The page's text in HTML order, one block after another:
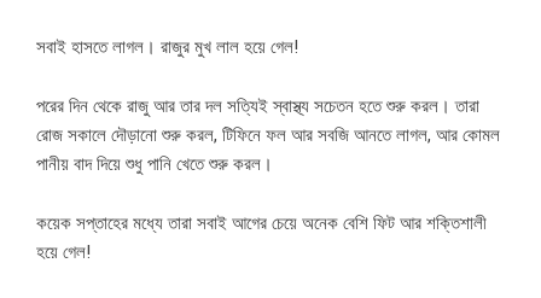
সবাই হাসতে লাগল। রাজুর মুখ লাল হয়ে গেল!
পরের দিন থেকে রাজু আর তার দল সত্যিই স্বাস্থ্য সচেতন হতে শুরু করল। তারা
রোজ সকালে দৌড়ানো শুরু করল, টিফিনে ফল আর সবজি আনতে লাগল, আর কোমল
পানীয় বাদ দিয়ে শুধু পানি খেতে শুরু করল।
কয়েক সপ্তাহের মধ্যে তারা সবাই আগের চেয়ে অনেক বেশি ফিট আর শক্তিশালী
হয়ে গেল!